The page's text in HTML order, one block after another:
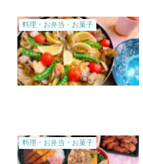
料理・お弁当・お菓子
料理・お弁当・お菓子